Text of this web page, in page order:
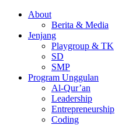
About
Berita & Media
Jenjang
Playgroup & TK
SD
SMP
Program Unggulan
Al-Qur’an
Leadership
Entrepreneurship
Coding